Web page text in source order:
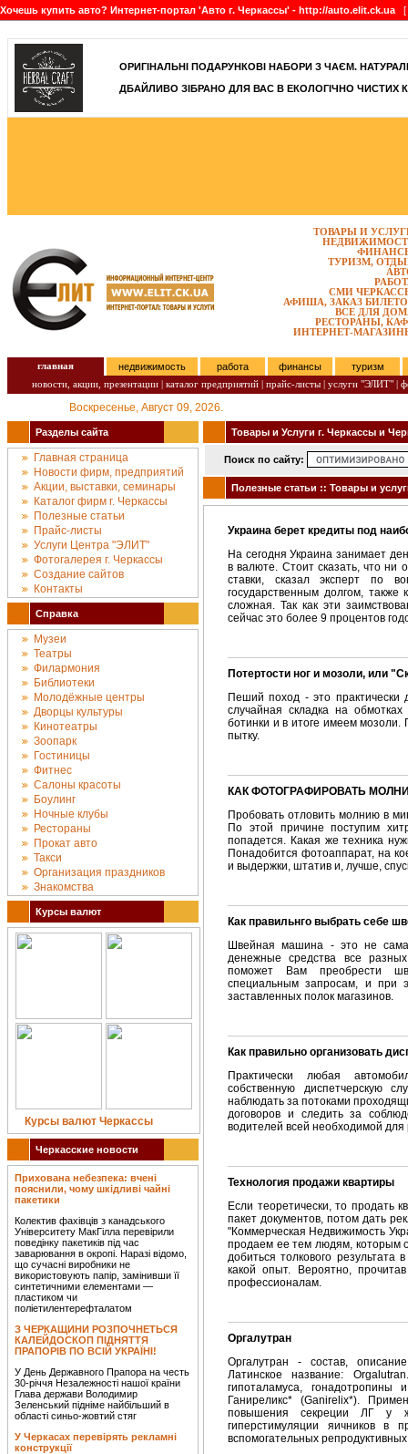
Хочешь купить авто? Интернет-портал 'Авто г. Черкассы' - http://auto.elit.ck.ua [
]
ОРИГІНАЛЬНІ ПОДАРУНКОВІ НАБОРИ З ЧАЄМ.
ДБАЙЛИВО ЗІБРАНО ДЛЯ ВАС В ЕКОЛОГІЧНО ЧИСТИХ
ТОВАРЫ И
ТУРИЗМ,
СМИ
АФИША, ЗАКАЗ
ВСЕ ДЛЯ
РЕСТОРАНЫ,
ИНТЕРНЕТ-
главная недвижимость работа финансы
туризм
новости, акции, презентации | каталог предприятий | прайс-листы | услуги "ЭЛИТ" |
Воскресенье, Август 09, 2026.
Разделы сайта
Главная страница
Новости фирм, предприятий
Акции, выставки, семинары
Каталог фирм г. Черкассы
Полезные статьи
Прайс-листы
Услуги Центра "ЭЛИТ"
Фотогалерея г. Черкассы
Создание сайтов
Контакты
Справка
Музеи
Театры
Филармония
Библиотеки
Молодёжные центры
Дворцы культуры
Кинотеатры
Зоопарк
Гостиницы
Фитнес
Салоны красоты
Боулинг
Ночные клубы
Рестораны
Прокат авто
Такси
Организация праздников
Знакомства
Курсы валют
Курсы валют Черкассы
Черкасские новости
Прихована небезпека: вчені
пояснили, чому шкідливі чайні
пакетики
Колектив фахівців з канадського
Університету МакГілла перевірили
поведінку пакетиків під час
заварювання в окропі. Наразі відомо,
що сучасні виробники не
використовують папір, замінивши її
синтетичними елементами —
пластиком чи
поліетилентерефталатом
З ЧЕРКАЩИНИ РОЗПОЧНЕТЬСЯ
КАЛЕЙДОСКОП ПІДНЯТТЯ
ПРАПОРІВ ПО ВСІЙ УКРАЇНІ!
У День Державного Прапора на честь
30-річчя Незалежності нашої країни
Глава держави Володимир
Зеленський підніме найбільший в
області синьо-жовтий стяг
У Черкасах перевірять рекламні
конструкції
Товары и Услуги г. Черкассы и
Поиск по сайту:
Полезные статьи :: Товары и
Украина берет кредиты под
На сегодня Украина занимает
в валюте. Стоит сказать, что
ставки, сказал эксперт по
государственным долгом, также
сложная. Так как эти
сейчас это более 9 процентов
Потертости ног и мозоли, или
Пеший поход - это практически
случайная складка на
ботинки и в итоге имеем
пытку.
КАК ФОТОГРАФИРОВАТЬ
Пробовать отловить молнию в
По этой причине поступим
попадется. Какая же техника
Понадобится фотоаппарат, на
и выдержки, штатив и, лучше,
Как правильнго выбрать себе
Швейная машина - это не
денежные средства все
поможет Вам преобрести
специальным запросам, и при
заставленных полок магазинов.
Как правильно организовать
Практически любая
собственную диспетчерскую
наблюдать за потоками
договоров и следить за
водителей всей необходимой
Технология продажи квартиры
Если теоретически, то продать
пакет документов, потом дать
"Коммерческая Недвижимость
продаем ее тем людям, которым
добиться толкового результата
какой опыт. Вероятно,
профессионалам.
Оргалутран
Оргалутран - состав,
Латинское название:
гипоталамуса,
Ганиреликс* (Ganirelix*).
повышения секреции ЛГ у
гиперстимуляции яичников в
вспомогательных